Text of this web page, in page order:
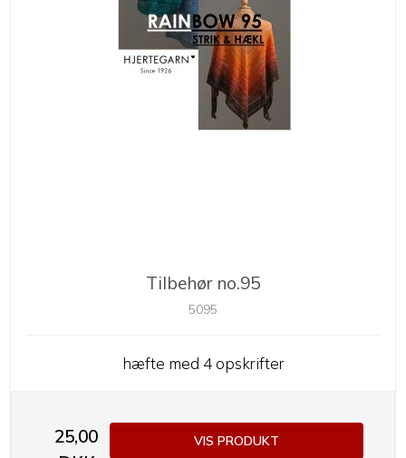
Tilbehør no.95
5095
hæfte med 4 opskrifter
25,00
VIS PRODUKT